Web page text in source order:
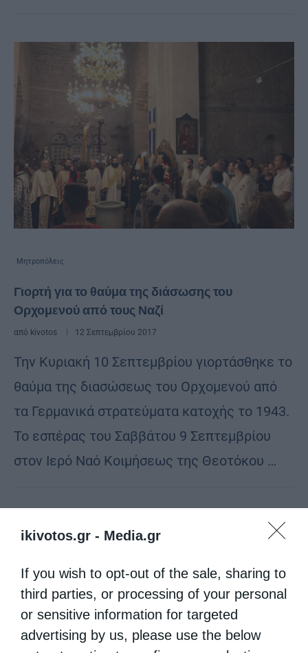
ikivotos.gr - Media.gr
If you wish to opt-out of the sale, sharing to
third parties, or processing of your personal
or sensitive information for targeted
advertising by us, please use the below
Μητροπόλεις
Γιορτή για το θαύμα της διάσωσης του
Ορχομενού από τους Ναζί
από kivotos 12 Σεπτεμβρίου 2017
Την Κυριακή 10 Σεπτεμβρίου γιορτάσθηκε το
θαύμα της διασώσεως του Ορχομενού από
τα Γερμανικά στρατεύματα κατοχής το 1943.
Το εσπέρας του Σαββάτου 9 Σεπτεμβρίου
στον Ιερό Ναό Κοιμήσεως της Θεοτόκου …